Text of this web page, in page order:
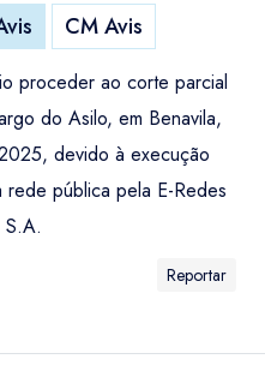
CM Avis
proceder ao corte parcial
do Asilo, em Benavila,
devido à execução
pública pela E-Redes
Reportar